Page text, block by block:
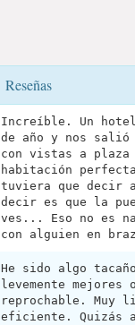
Reseñas
Increíble. Un hotel
de año y nos salió
con vistas a plaza
habitación
tuviera que decir
decir es que la
ves... Eso no es
con alguien en
He sido algo
levemente
reprochable. Muy
eficiente. Quizás